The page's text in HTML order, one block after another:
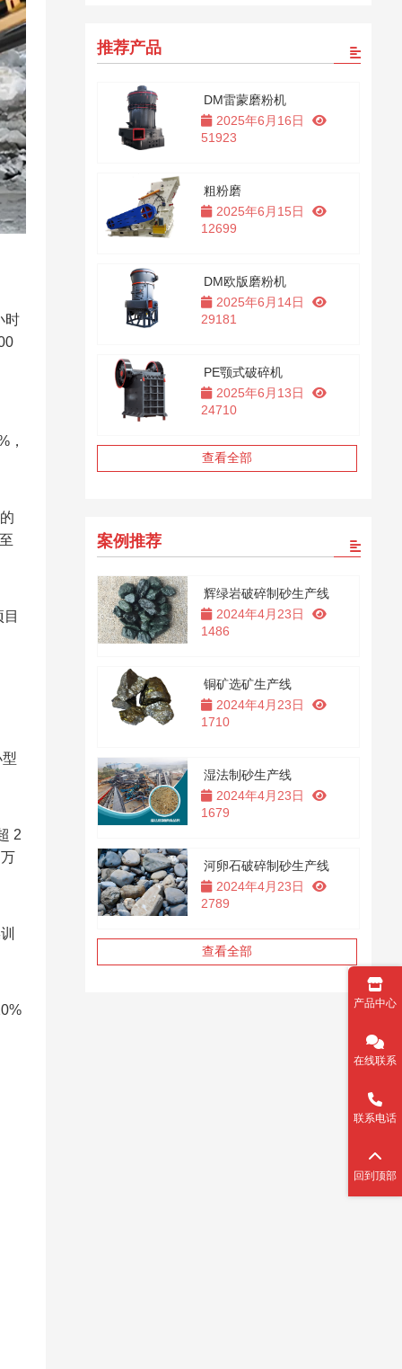
时
，
2
推荐产品
DM雷蒙磨粉机
2025年6月16日
51923
粗粉磨
2025年6月15日
12699
DM欧版磨粉机
2025年6月14日
29181
PE颚式破碎机
2025年6月13日
24710
查看全部
案例推荐
辉绿岩破碎制砂生产线
2024年4月23日
1486
铜矿选矿生产线
2024年4月23日
1710
湿法制砂生产线
2024年4月23日
1679
河卵石破碎制砂生产线
2024年4月23日
2789
查看全部
产品中心
在线联系
联系电话
回到顶部